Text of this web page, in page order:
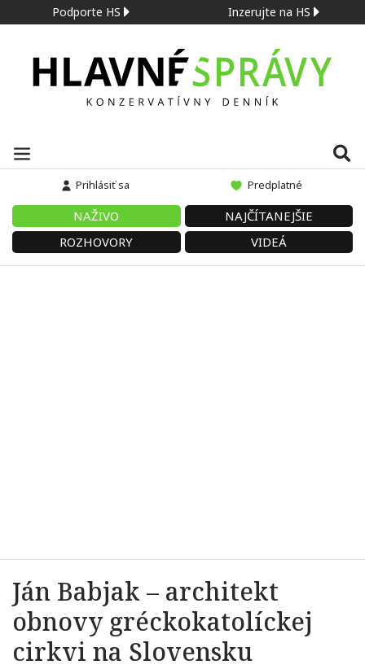
Podporte HS Inzerujte na HS
Prihlásiť sa Predplatné
NAŽIVO
NAJČÍTANEJŠIE
ROZHOVORY
VIDEÁ
Ján Babjak – architekt
obnovy gréckokatolíckej
cirkvi na Slovensku